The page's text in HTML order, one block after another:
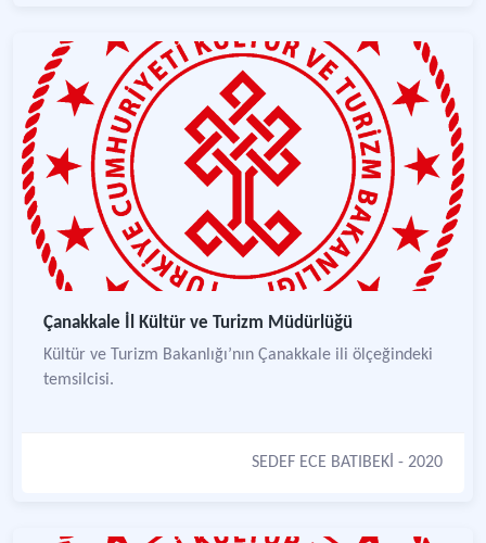
Çanakkale İl Kültür ve Turizm Müdürlüğü
Kültür ve Turizm Bakanlığı’nın Çanakkale ili ölçeğindeki
temsilcisi.
SEDEF ECE BATIBEKİ - 2020